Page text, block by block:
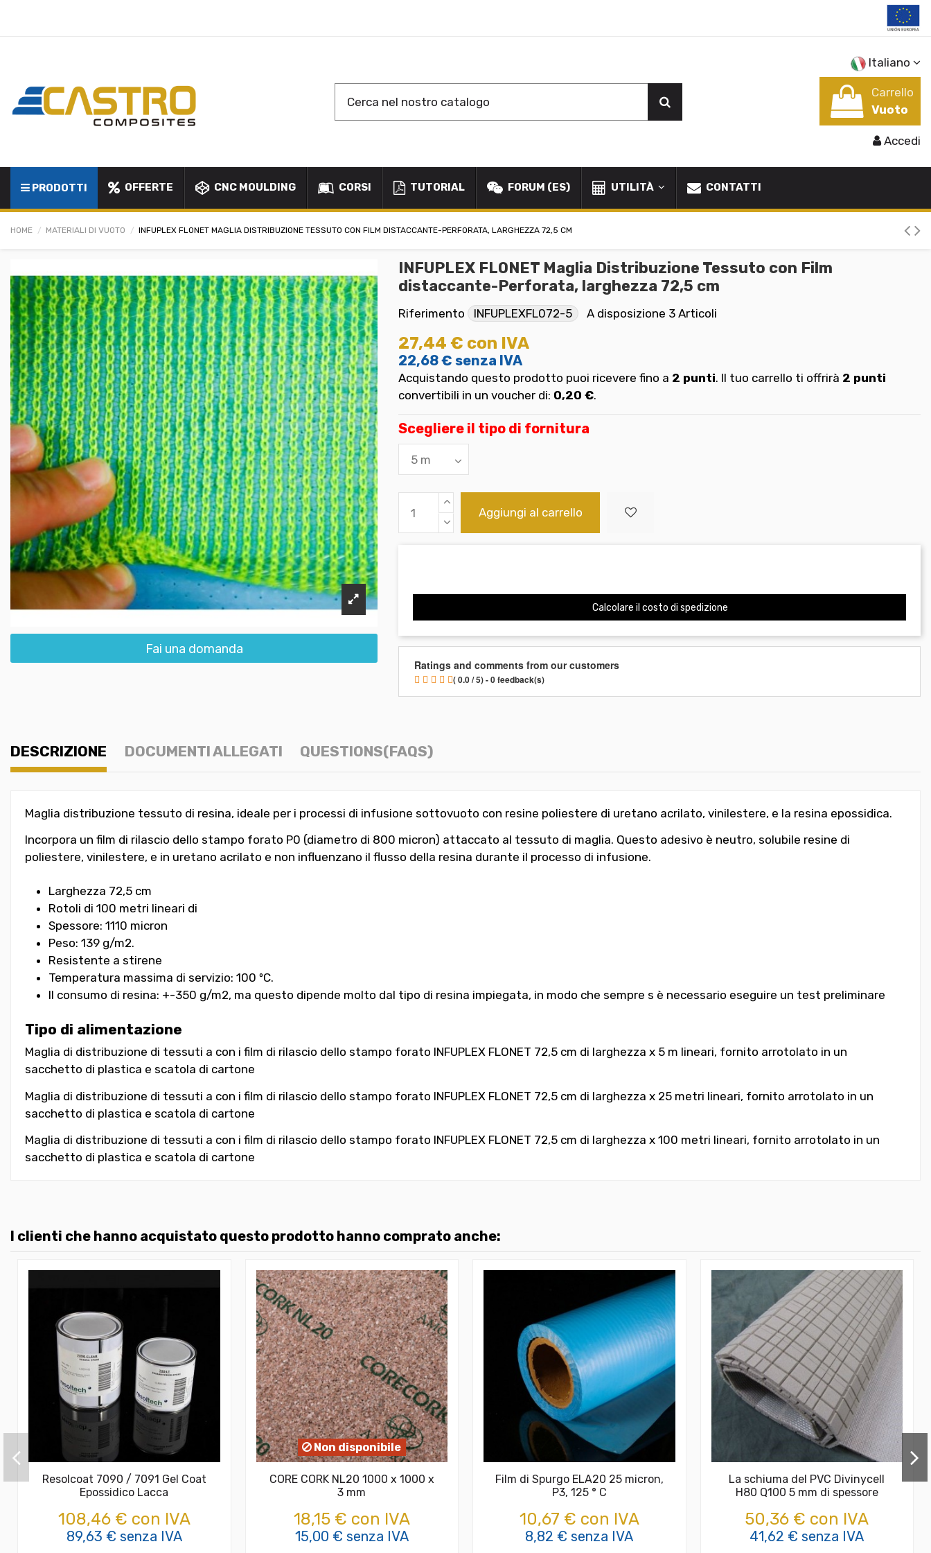
Italiano
Carrello
Vuoto
Accedi
PRODOTTI OFFERTE CNC MOULDING CORSI TUTORIAL FORUM (ES) UTILITÀ CONTATTI
HOME MATERIALI DI VUOTO INFUPLEX FLONET MAGLIA DISTRIBUZIONE TESSUTO CON FILM DISTACCANTE-PERFORATA, LARGHEZZA 72,5 CM
Fai una domanda
INFUPLEX FLONET Maglia Distribuzione Tessuto con Film
distaccante-Perforata, larghezza 72,5 cm
Riferimento INFUPLEXFL072-5 A disposizione 3 Articoli
27,44 € con IVA
22,68 € senza IVA
Acquistando questo prodotto puoi ricevere fino a 2 punti. Il tuo carrello ti offrirà 2 punti
convertibili in un voucher di: 0,20 €.
Scegliere il tipo di fornitura
Aggiungi al carrello
Calcolare il costo di spedizione
Ratings and comments from our customers
( 0.0 / 5) - 0 feedback(s)
DESCRIZIONE DOCUMENTI ALLEGATI QUESTIONS(FAQS)
Maglia distribuzione tessuto di resina, ideale per i processi di infusione sottovuoto con resine poliestere di uretano acrilato, vinilestere, e la resina epossidica.
Incorpora un film di rilascio dello stampo forato P0 (diametro di 800 micron) attaccato al tessuto di maglia. Questo adesivo è neutro, solubile resine di
poliestere, vinilestere, e in uretano acrilato e non influenzano il flusso della resina durante il processo di infusione.
Larghezza 72,5 cm
Rotoli di 100 metri lineari di
Spessore: 1110 micron
Peso: 139 g/m2.
Resistente a stirene
Temperatura massima di servizio: 100 ºC.
Il consumo di resina: +-350 g/m2, ma questo dipende molto dal tipo di resina impiegata, in modo che sempre s è necessario eseguire un test preliminare
Tipo di alimentazione
Maglia di distribuzione di tessuti a con i film di rilascio dello stampo forato INFUPLEX FLONET 72,5 cm di larghezza x 5 m lineari, fornito arrotolato in un
sacchetto di plastica e scatola di cartone
Maglia di distribuzione di tessuti a con i film di rilascio dello stampo forato INFUPLEX FLONET 72,5 cm di larghezza x 25 metri lineari, fornito arrotolato in un
sacchetto di plastica e scatola di cartone
Maglia di distribuzione di tessuti a con i film di rilascio dello stampo forato INFUPLEX FLONET 72,5 cm di larghezza x 100 metri lineari, fornito arrotolato in un
sacchetto di plastica e scatola di cartone
I clienti che hanno acquistato questo prodotto hanno comprato anche:
Resolcoat 7090 / 7091 Gel Coat
Epossidico Lacca
108,46 € con IVA
89,63 € senza IVA
Non disponibile
CORE CORK NL20 1000 x 1000 x
3 mm
18,15 € con IVA
15,00 € senza IVA
Film di Spurgo ELA20 25 micron,
P3, 125 ° C
10,67 € con IVA
8,82 € senza IVA
La schiuma del PVC Divinycell
H80 Q100 5 mm di spessore
50,36 € con IVA
41,62 € senza IVA